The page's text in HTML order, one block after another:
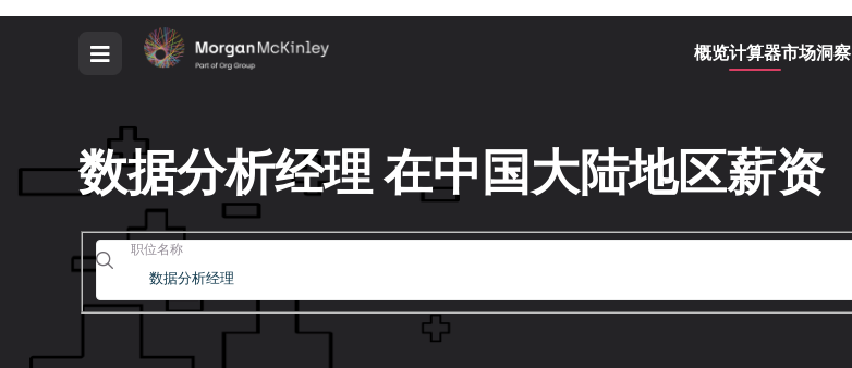
概览计算器市场洞察
数据分析经理 在中国大陆地区薪资
职位名称